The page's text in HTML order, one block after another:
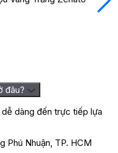
đâu?
dàng đến trực tiếp lựa
Phú Nhuận, TP. HCM